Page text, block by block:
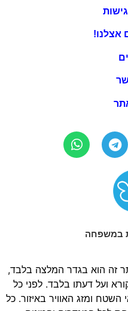
אצלנו!
במשפחה
זה הוא בגדר המלצה בלבד,
ועל דעתו בלבד. לפני כל
השטח ומזג האוויר באיזור. כל